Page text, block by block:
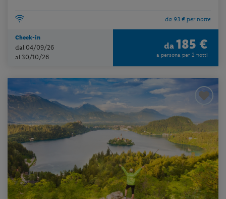
da 93 € per notte
Check-in
dal 04/09/26
al 30/10/26
da 185 €
a persona per 2 notti